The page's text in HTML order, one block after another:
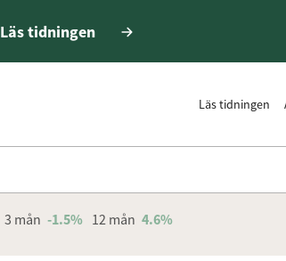
Läs tidningen
Läs tidningen
3 mån -1.5% 12 mån 4.6%